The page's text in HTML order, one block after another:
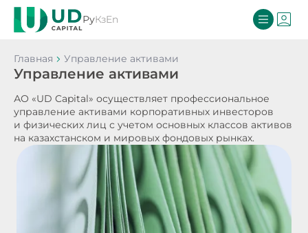
РуКзEn
Главная Управление активами
Управление активами
АО «UD Capital» осуществляет профессиональное
управление активами корпоративных инвесторов
и физических лиц с учетом основных классов активов
на казахстанском и мировых фондовых рынках.